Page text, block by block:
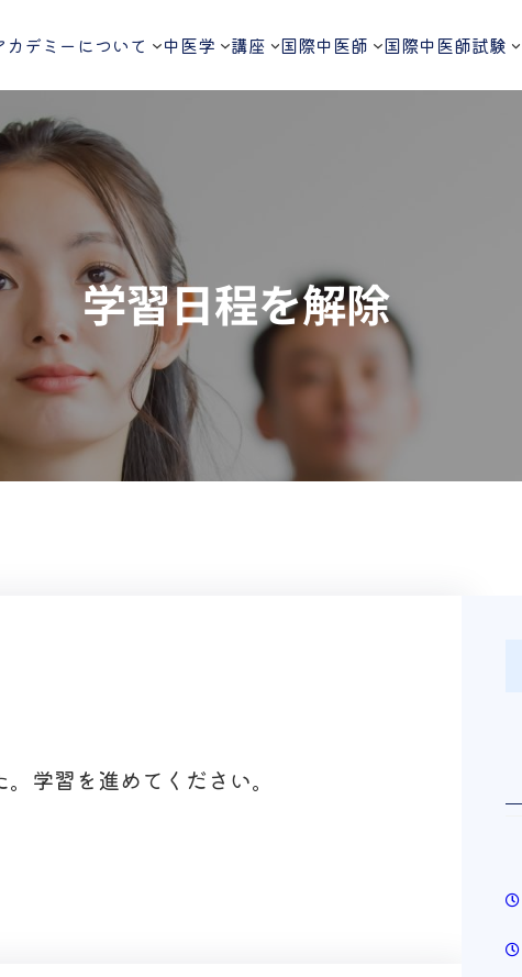
カデミーについて 中医学 講座 国際中医師 国際中医師試験
学習日程を解除
学習を進めてください。